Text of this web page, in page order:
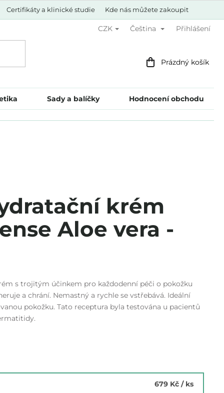
Certifikáty a klinické studie Kde nás můžete zakoupit
CZK Čeština Přihlášení
Nákupní
Prázdný košík
Sady a balíčky Hodnocení obchodu
krém
Aloe vera -
s trojitým účinkem pro každodenní péči o pokožku
a chrání. Nemastný a rychle se vstřebává. Ideální
pokožku. Tato receptura byla testována u pacientů
679 Kč / ks